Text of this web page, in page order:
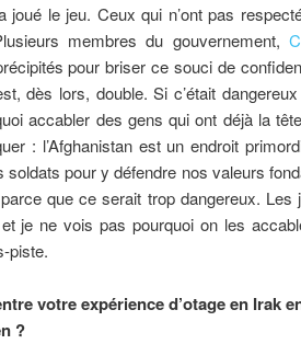
joué le jeu. Ceux qui n’ont pas
membres du gouvernement,
pour briser ce souci de
dès lors, double. Si c’était
accabler des gens qui ont déjà la
: l’Afghanistan est un endroit
pour y défendre nos valeurs
que ce serait trop dangereux.
je ne vois pas pourquoi on les
piste.
votre expérience d’otage en Irak
?